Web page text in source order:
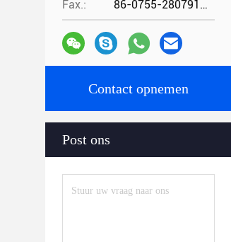
Fax.: 86-0755-28079166
Contact opnemen
Post ons